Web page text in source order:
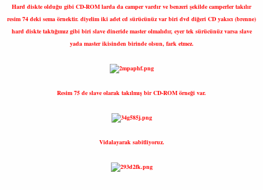
Hard diskte olduğu gibi CD-ROM larda da camper vardır ve benzeri şekilde camperler takılır
resim 74 deki sema örnektir. diyelim iki adet cd sürücünüz var biri dvd diğeri CD yakıcı (brenne)
hard diskte taktığımız gibi biri slave dineride master olmalıdır, eyer tek sürücünüz varsa slave
yada master ikisinden birinde olsun, fark etmez.
Resim 75 de slave olarak takılmış bir CD-ROM örneği var.
Vidalayarak sabitliyoruz.